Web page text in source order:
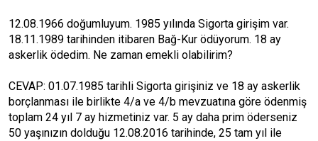
12.08.1966 doğumluyum. 1985 yılında Sigorta girişim var.
18.11.1989 tarihinden itibaren Bağ-Kur ödüyorum. 18 ay
askerlik ödedim. Ne zaman emekli olabilirim?
CEVAP: 01.07.1985 tarihli Sigorta girişiniz ve 18 ay askerlik
borçlanması ile birlikte 4/a ve 4/b mevzuatına göre ödenmiş
toplam 24 yıl 7 ay hizmetiniz var. 5 ay daha prim öderseniz
50 yaşınızın dolduğu 12.08.2016 tarihinde, 25 tam yıl ile